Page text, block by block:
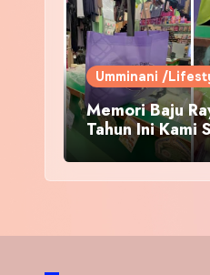
Umminani /
Memori Baju
Tahun Ini Kami
Kembali ke
Hari-Hari?